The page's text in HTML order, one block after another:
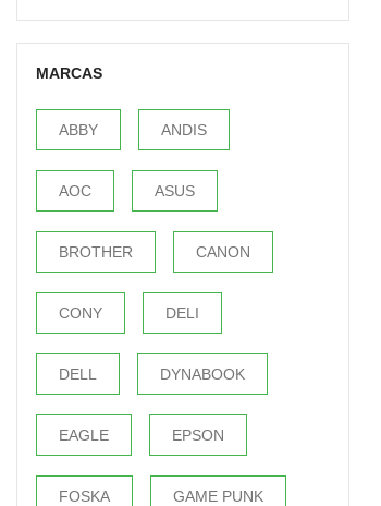
MARCAS
ABBY ANDIS
AOC ASUS
BROTHER CANON
CONY DELI
DELL DYNABOOK
EAGLE EPSON
FOSKA GAME PUNK